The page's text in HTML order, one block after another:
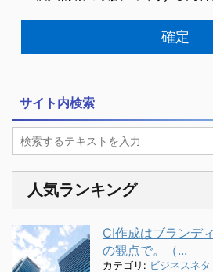
サイト内検索
人気ランキング
CI作成はブランデ
の観点で。（...
カテゴリ: ビジネスネタ